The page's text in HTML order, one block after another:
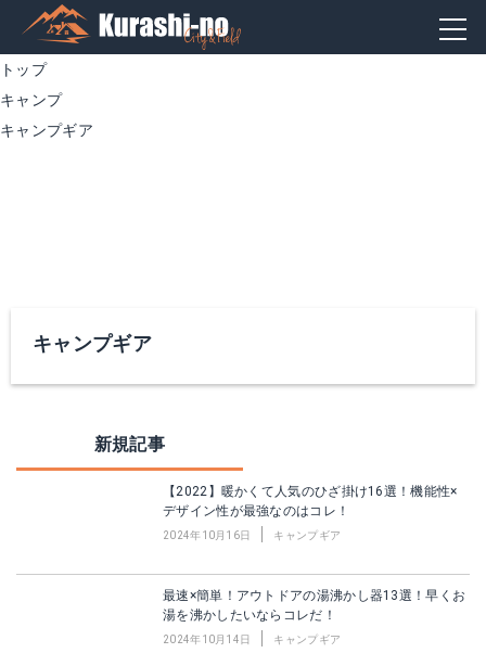
トップ
キャンプ
キャンプギア
キャンプギア
新規記事
【2022】暖かくて人気のひざ掛け16選！機能性×
デザイン性が最強なのはコレ！
2024年10月16日 キャンプギア
最速×簡単！アウトドアの湯沸かし器13選！早くお
湯を沸かしたいならコレだ！
2024年10月14日 キャンプギア